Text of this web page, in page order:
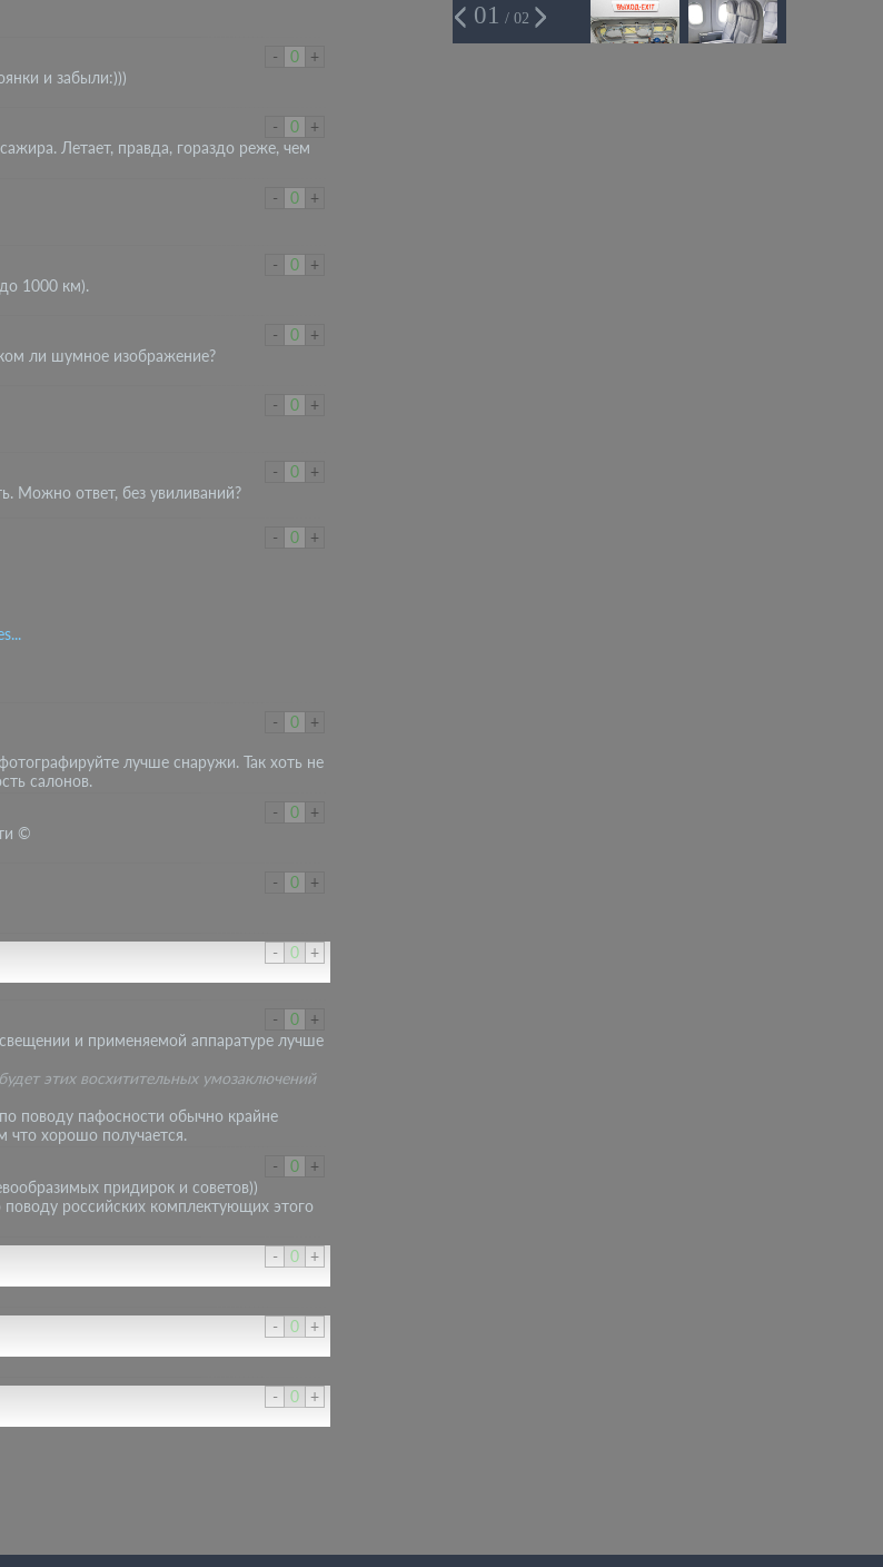
- 0 +
и забыли:)))
- 0 +
Летает, правда, гораздо реже, чем
-
0 +
- 0 +
1000 км).
- 0 +
ли шумное изображение?
- 0 +
- 0 +
Можно ответ, без увиливаний?
- 0 +
-
0 +
лучше снаружи. Так хоть не
салонов.
-
0 +
©
- 0 +
- 0 +
- 0 +
и применяемой аппаратуре лучше
этих восхитительных умозаключений
поводу пафосности обычно крайне
что хорошо получается.
-
0 +
придирок и советов))
поводу российских комплектующих этого
-
0 +
- 0 +
- 0 +
01 / 02